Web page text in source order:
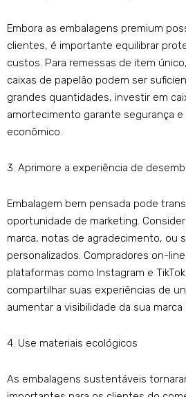
Embora as embalagens premium
clientes, é importante equilibrar
custos. Para remessas de item
caixas de papelão podem ser
grandes quantidades, investir em
amortecimento garante segurança
econômico.
3. Aprimore a experiência de
Embalagem bem pensada pode
oportunidade de marketing.
marca, notas de agradecimento, ou
personalizados. Compradores on-
plataformas como Instagram e
compartilhar suas experiências de
aumentar a visibilidade da sua
4. Use materiais ecológicos
As embalagens sustentáveis